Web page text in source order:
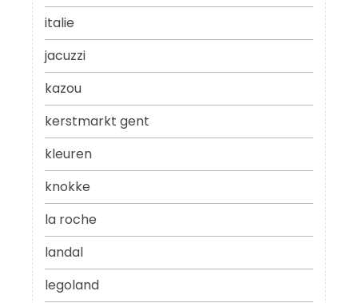
italie
jacuzzi
kazou
kerstmarkt gent
kleuren
knokke
la roche
landal
legoland